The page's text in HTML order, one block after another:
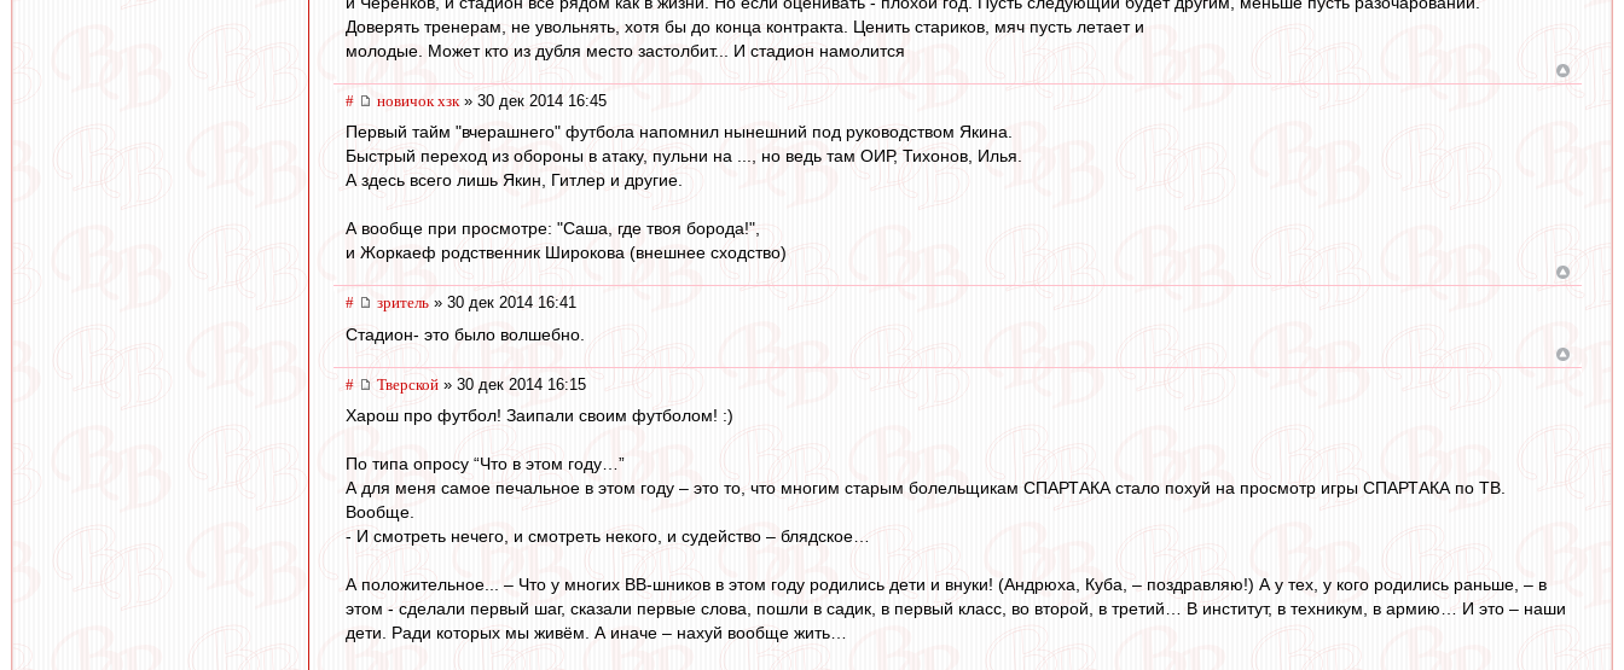
Доверять тренерам, не увольнять, хотя бы до конца контракта. Ценить стариков, мяч пусть летает и
молодые. Может кто из дубля место застолбит... И стадион намолится
# новичок хзк » 30 дек 2014 16:45
Первый тайм "вчерашнего" футбола напомнил нынешний под руководством Якина.
Быстрый переход из обороны в атаку, пульни на ..., но ведь там ОИР, Тихонов, Илья.
А здесь всего лишь Якин, Гитлер и другие.
А вообще при просмотре: "Саша, где твоя борода!",
и Жоркаеф родственник Широкова (внешнее сходство)
# зpитель » 30 дек 2014 16:41
Стадион- это было волшебно.
# Тверской » 30 дек 2014 16:15
Харош про футбол! Заипали своим футболом! :)
По типа опросу “Что в этом году…”
А для меня самое печальное в этом году – это то, что многим старым болельщикам СПАРТАКА стало похуй на просмотр игры СПАРТАКА по ТВ.
Вообще.
- И смотреть нечего, и смотреть некого, и судейство – блядское…
А положительное... – Что у многих ВВ-шников в этом году родились дети и внуки! (Андрюха, Куба, – поздравляю!) А у тех, у кого родились раньше, – в
этом - сделали первый шаг, сказали первые слова, пошли в садик, в первый класс, во второй, в третий… В институт, в техникум, в армию… И это – наши
дети. Ради которых мы живём. А иначе – нахуй вообще жить…